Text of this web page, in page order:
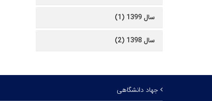
سال 1399 (1)
سال 1398 (2)
جهاد دانشگاهی